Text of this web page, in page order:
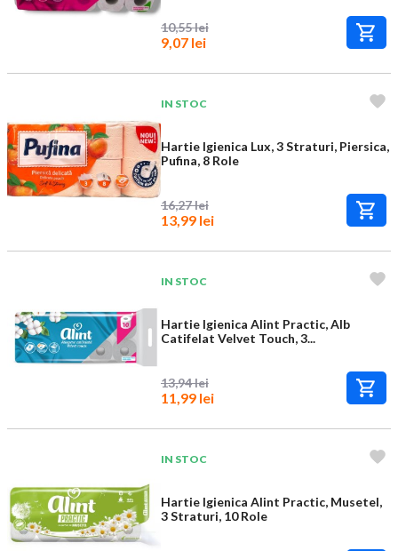
10,55 lei
9,07 lei
IN STOC
Hartie Igienica Lux, 3 Straturi, Piersica,
Pufina, 8 Role
16,27 lei
13,99 lei
IN STOC
Hartie Igienica Alint Practic, Alb
Catifelat Velvet Touch, 3...
13,94 lei
11,99 lei
IN STOC
Hartie Igienica Alint Practic, Musetel,
3 Straturi, 10 Role